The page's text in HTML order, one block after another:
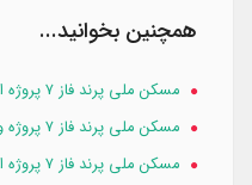
همچنین بخوانید...
مسکن ملی پرند فاز ۷ پروژه ایلیا سازه پارت
مسکن ملی پرند فاز ۷ پروژه وثوق ساخت
مسکن ملی پرند فاز ۷ پروژه اسکان سازان پردیس